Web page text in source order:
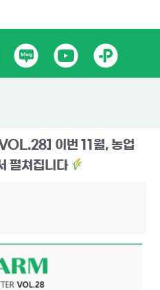
네
이
블
로
유
튜
카
카
톡
플
친
이번 11월, 농업
펼쳐집니다